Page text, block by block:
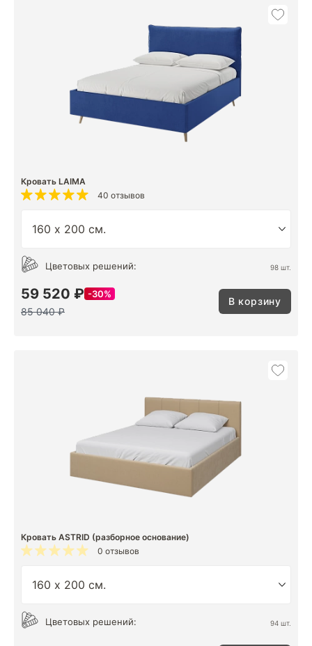
Кровать LAIMA
40 отзывов
Цветовых решений: 98 шт.
59 520 ₽ 30%
85 040 ₽
В корзину
Кровать ASTRID (разборное основание)
0 отзывов
Цветовых решений: 94 шт.